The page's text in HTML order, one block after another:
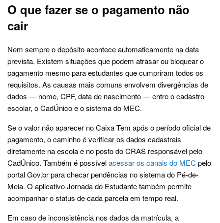
O que fazer se o pagamento não
cair
Nem sempre o depósito acontece automaticamente na data
prevista. Existem situações que podem atrasar ou bloquear o
pagamento mesmo para estudantes que cumpriram todos os
requisitos. As causas mais comuns envolvem divergências de
dados — nome, CPF, data de nascimento — entre o cadastro
escolar, o CadÚnico e o sistema do MEC.
Se o valor não aparecer no Caixa Tem após o período oficial de
pagamento, o caminho é verificar os dados cadastrais
diretamente na escola e no posto do CRAS responsável pelo
CadÚnico. Também é possívelacessar os canais do MEC pelo
portal Gov.br para checar pendências no sistema do Pé-de-
Meia. O aplicativo Jornada do Estudante também permite
acompanhar o status de cada parcela em tempo real.
Em caso de inconsistência nos dados da matrícula, a